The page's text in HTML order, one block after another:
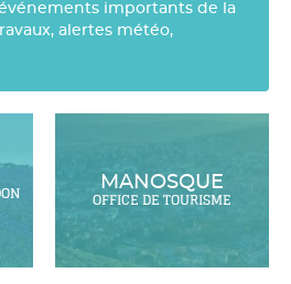
importants de la
alertes météo,
MANOSQUE
OFFICE DE TOURISME